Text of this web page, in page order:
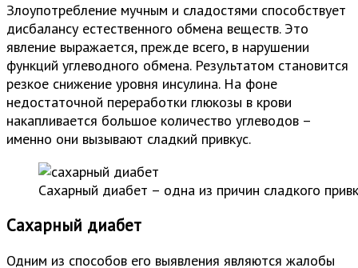
Злоупотребление мучным и сладостями способствует
дисбалансу естественного обмена веществ. Это
явление выражается, прежде всего, в нарушении
функций углеводного обмена. Результатом становится
резкое снижение уровня инсулина. На фоне
недостаточной переработки глюкозы в крови
накапливается большое количество углеводов –
именно они вызывают сладкий привкус.
Сахарный диабет – одна из причин сладкого
Сахарный диабет
Одним из способов его выявления являются жалобы